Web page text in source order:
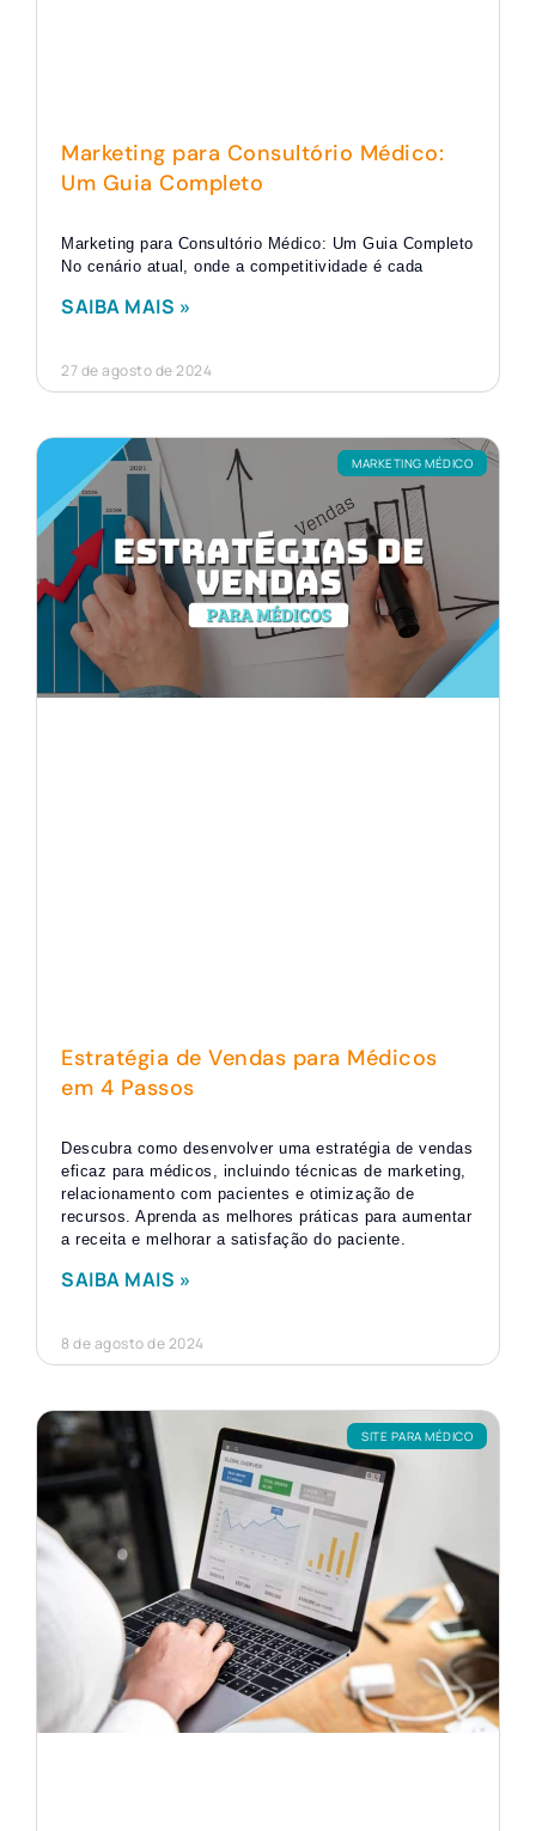
Marketing para Consultório Médico:
Um Guia Completo
Marketing para Consultório Médico: Um Guia Completo
No cenário atual, onde a competitividade é cada
SAIBA MAIS »
27 de agosto de 2024
MARKETING MÉDICO
Estratégia de Vendas para Médicos
em 4 Passos
Descubra como desenvolver uma estratégia de vendas
eficaz para médicos, incluindo técnicas de marketing,
relacionamento com pacientes e otimização de
recursos. Aprenda as melhores práticas para aumentar
a receita e melhorar a satisfação do paciente.
SAIBA MAIS »
8 de agosto de 2024
SITE PARA MÉDICO